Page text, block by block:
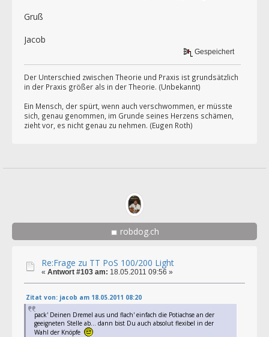
Gruß
Jacob
Gespeichert
Der Unterschied zwischen Theorie und Praxis ist grundsätzlich
in der Praxis größer als in der Theorie. (Unbekannt)
Ein Mensch, der spürt, wenn auch verschwommen, er müsste
sich, genau genommen, im Grunde seines Herzens schämen,
zieht vor, es nicht genau zu nehmen. (Eugen Roth)
robdog.ch
Re:Frage zu TT PoS 100/200 Light
« Antwort #103 am: 18.05.2011 09:56 »
Zitat von: jacob am 18.05.2011 08:20
pack' Deinen Dremel aus und flach' einfach die Potiachse an der
geeigneten Stelle ab... dann bist Du auch absolut flexibel in der
Wahl der Knöpfe